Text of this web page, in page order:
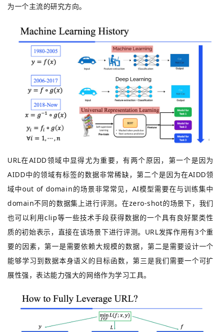
为一个主流的研究方向。
URL在AIDD领域中显得尤为重要，有两个原因，第一个是因为
AIDD中的领域有标签的数据非常稀缺，第二个是因为在AIDD领
域中out of domain的场景非常常见，AI模型需要在与训练集中
domain不同的数据集上进行评测。在zero-shot的场景下，我们
也可以利用clip等一些技术手段获得数据的一个具有良好聚类性
质的初始表示，直接在该场景下进行评测。URL发挥作用有3个重
要的因素，第一是需要依赖大规模的数据，第二是需要设计一个
能够学习到数据本身语义的目标函数，第三是我们需要一个可扩
展性强，表达能力强大的网络作为学习工具。